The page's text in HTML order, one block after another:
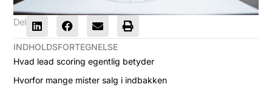
Del
INDHOLDSFORTEGNELSE
Hvad lead scoring egentlig betyder
Hvorfor mange mister salg i indbakken